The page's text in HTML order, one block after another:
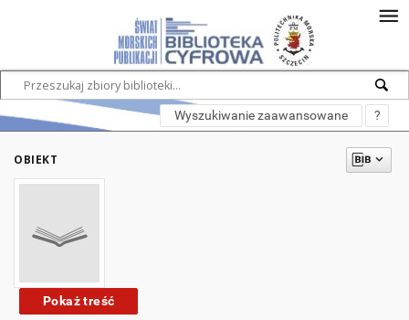
Wyszukiwanie zaawansowane ?
OBIEKT
Pokaż treść